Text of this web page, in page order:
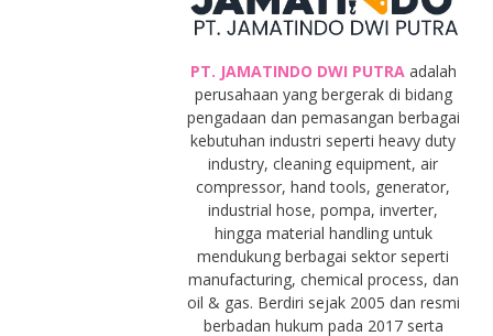
PT. JAMATINDO DWI PUTRAadalah
perusahaan yang bergerak di bidang
pengadaan dan pemasangan berbagai
kebutuhan industri seperti heavy duty
industry, cleaning equipment, air
compressor, hand tools, generator,
industrial hose, pompa, inverter,
hingga material handling untuk
mendukung berbagai sektor seperti
manufacturing, chemical process, dan
oil & gas. Berdiri sejak 2005 dan resmi
berbadan hukum pada 2017 serta